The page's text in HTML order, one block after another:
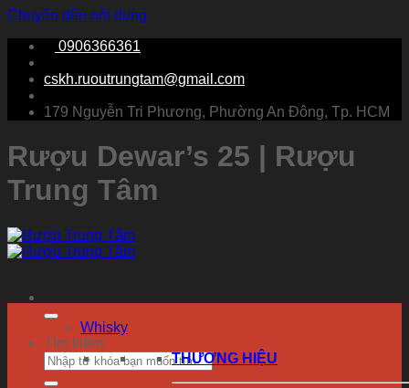
Chuyển đến nội dung
0906366361
cskh.ruoutrungtam@gmail.com
179 Nguyễn Tri Phương, Phường An Đông, Tp. HCM
Rượu Dewar’s 25 | Rượu
Trung Tâm
Tìm kiếm:
Whisky
THƯƠNG HIỆU